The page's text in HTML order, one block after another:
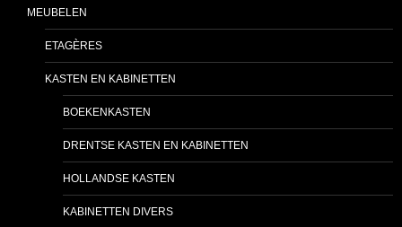
MEUBELEN
ETAGÈRES
KASTEN EN KABINETTEN
BOEKENKASTEN
DRENTSE KASTEN EN KABINETTEN
HOLLANDSE KASTEN
KABINETTEN DIVERS